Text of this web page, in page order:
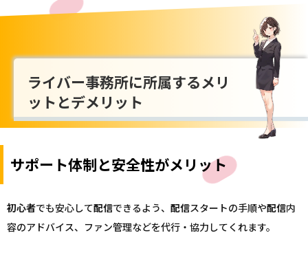
ライバー事務所に所属するメリ
ットとデメリット
サポート体制と安全性がメリット
初心者でも安心して配信できるよう、 配信スタートの手順や配信内
容のアドバイス、ファン管理などを代行・協力してくれます。